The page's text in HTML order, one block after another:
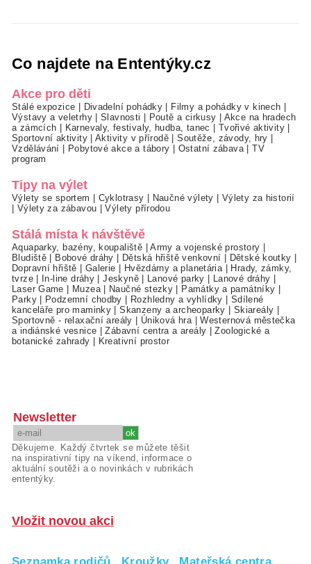
Co najdete na Ententýky.cz
Akce pro děti
Stálé expozice Divadelní pohádky Filmy a pohádky v kinech
Výstavy a veletrhy|Slavnosti Poutě a cirkusy
Akce na hradech
a zámcích
Karnevaly, festivaly, hudba, tanec Tvořivé aktivity
Sportovní aktivity|Aktivity v přírodě |Soutěže, závody, hry
Vzdělávání
Pobytové akce a tábory Ostatní zábava |TV
program
Tipy na výlet
Výlety se sportem Cyklotrasy Naučné výlety
Výlety za historií
Výlety za zábavou |Výlety přírodou
Stálá místa k návštěvě
Aquaparky, bazény, koupaliště |Army a vojenské prostory
Bludiště
Bobové dráhy Dětská hřiště venkovní Dětské koutky
Dopravní hřiště
Galerie Hvězdárny a planetária
Hrady, zámky,
tvrze| In-line dráhy |Jeskyně| Lanové parky Lanové dráhy
Laser Game
Muzea| Naučné stezky Památky a památníky
Parky| Podzemní chodby Rozhledny a vyhlídky
Sdílené
kanceláře pro maminky |Skanzeny a archeoparky Skiareály
Sportovně - relaxační areály
Úniková hra |Westernová městečka
a indiánské vesnice |Zábavní centra a areály |Zoologické a
botanické zahrady
Kreativní prostor
Newsletter
Děkujeme. Každý čtvrtek se můžete těšit
na inspirativní tipy na víkend, informace o
aktuální soutěži a o novinkách v rubrikách
ententýky.
Vložit novou akci